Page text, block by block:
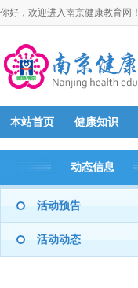
你好，欢迎进入南京健康教育网！
本站首页 健康知识
动态信息
活动预告
活动动态